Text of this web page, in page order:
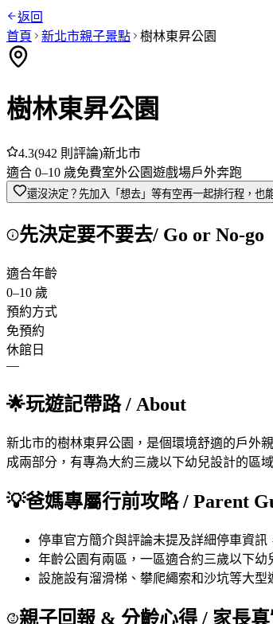
返回
首頁
新北市親子景點 樹林東昇公園
樹林東昇公園
4.3(942 則評論)新北市
適合 0–10 歲免費室外公園遊戲場戶外奔跑
還沒決定？先加入「想去」 等有空再一起排行程，也
先決定要不要去/ Go or No-go
適合年齡
0–10 歲
預約方式
免預約
休館日
—
🌟玩遊記帶路/ About
新北市的樹林東昇公園，是個環境舒適的戶外
成兩部分，有專為大約三歲以下幼兒設計的區
💡爸媽專屬行前攻略 / Parent
停車官方簡介與評論未提及詳細停車資訊
年齡公園有兩區，一區適合約三歲以下幼
設施設有溜滑梯、攀爬繩索和沙坑等大型
親子回報 & 分齡心得 / 家長